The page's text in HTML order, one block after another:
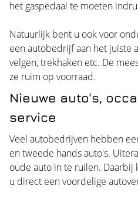
het gaspedaal te moeten
Natuurlijk bent u ook voor
een autobedrijf aan het juiste
velgen, trekhaken etc. De
ze ruim op voorraad.
Nieuwe auto's,
service
Veel autobedrijven hebben
en tweede hands auto's.
oude auto in te ruilen.
u direct een voordelige